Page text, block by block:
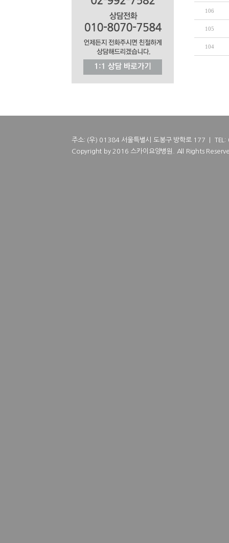
106
105
104
주소: (우) 01384 서울특별시 도봉구 방학로 177 |
Copyright by 2016 스카이요양병원. All Rights